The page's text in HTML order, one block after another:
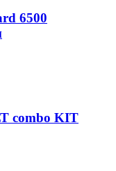
6500
combo KIT